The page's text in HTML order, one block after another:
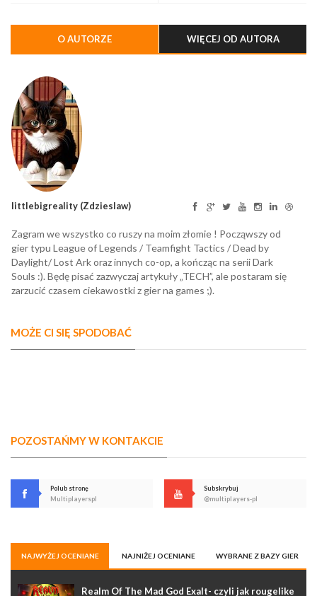
O AUTORZE WIĘCEJ OD AUTORA
littlebigreality (Zdzieslaw)
Zagram we wszystko co ruszy na moim złomie ! Począwszy od
gier typu League of Legends / Teamfight Tactics / Dead by
Daylight/ Lost Ark oraz innych co-op, a kończąc na serii Dark
Souls :). Będę pisać zazwyczaj artykuły „TECH”, ale postaram się
zarzucić czasem ciekawostki z gier na games ;).
MOŻE CI SIĘ SPODOBAĆ
POZOSTAŃMY W KONTAKCIE
Polub stronę
Multiplayerspl
Subskrybuj
@multiplayers-pl
NAJWYŻEJ OCENIANE NAJNIŻEJ OCENIANE WYBRANE Z BAZY GIER
Realm Of The Mad God Exalt- czyli jak rougelike